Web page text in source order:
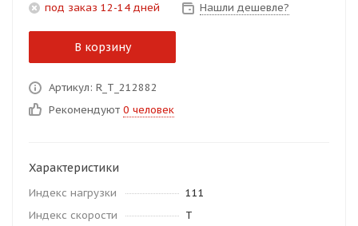
под заказ 12-14 дней Нашли дешевле?
В корзину
Артикул: R_T_212882
Рекомендуют 0 человек
Характеристики
Индекс нагрузки
111
Индекс скорости
T
Оставшиеся 75
% будут
списыватьсяс вашей карты
25%каждые 2 недели